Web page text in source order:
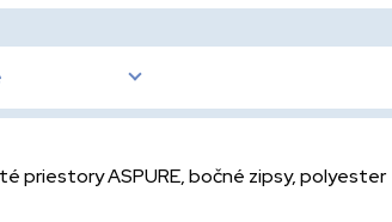
priestory ASPURE, bočné zipsy, polyester